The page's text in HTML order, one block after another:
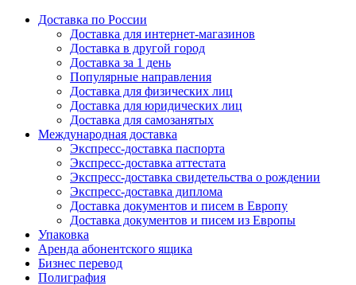
Доставка по России
Доставка для интернет-магазинов
Доставка в другой город
Доставка за 1 день
Популярные направления
Доставка для физических лиц
Доставка для юридических лиц
Доставка для самозанятых
Международная доставка
Экспресс-доставка паспорта
Экспресс-доставка аттестата
Экспресс-доставка свидетельства о рождении
Экспресс-доставка диплома
Доставка документов и писем в Европу
Доставка документов и писем из Европы
Упаковка
Аренда абонентского ящика
Бизнес перевод
Полиграфия